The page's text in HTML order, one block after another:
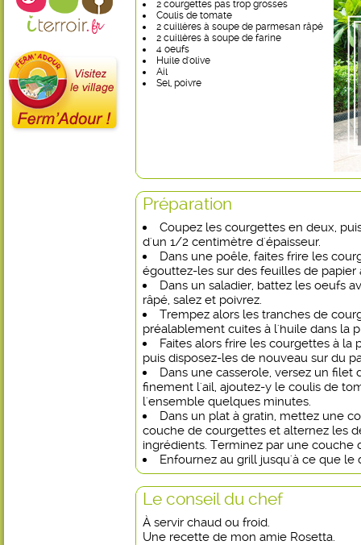
2 courgettes pas trop grosses
Coulis de tomate
2 cuillères à soupe de parmesan râpé
2 cuillères à soupe de farine
4 oeufs
Huile d'olive
Ail
Sel, poivre
Préparation
Coupez les courgettes en deux,
d'un 1/2 centimètre d'épaisseur.
Dans une poêle, faites frire les
égouttez-les sur des feuilles de papier
Dans un saladier, battez les oeufs
râpé, salez et poivrez.
Trempez alors les tranches de
préalablement cuites à l'huile dans la
Faites alors frire les courgettes à la
puis disposez-les de nouveau sur du
Dans une casserole, versez un filet
finement l'ail, ajoutez-y le coulis de
l'ensemble quelques minutes.
Dans un plat à gratin, mettez une
couche de courgettes et alternez les
ingrédients. Terminez par une couche
Enfournez au grill jusqu'à ce que le
Le conseil du chef
À servir chaud ou froid.
Une recette de mon amie Rosetta.